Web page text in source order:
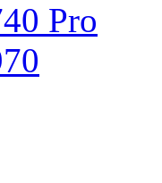
Pro